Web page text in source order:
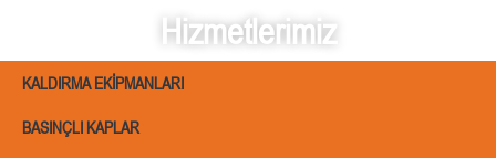
Hizmetlerimiz
KALDIRMA EKIPMANLARI
BASINÇLI KAPLAR